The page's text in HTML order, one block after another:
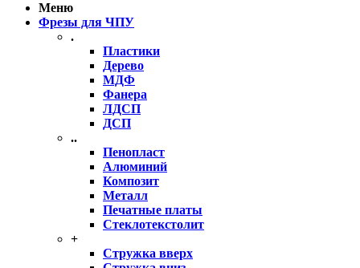
Меню
Фрезы для ЧПУ
.
Пластики
Дерево
МДФ
Фанера
ЛДСП
ДСП
..
Пенопласт
Алюминий
Композит
Металл
Печатные платы
Стеклотекстолит
+
Стружка вверх